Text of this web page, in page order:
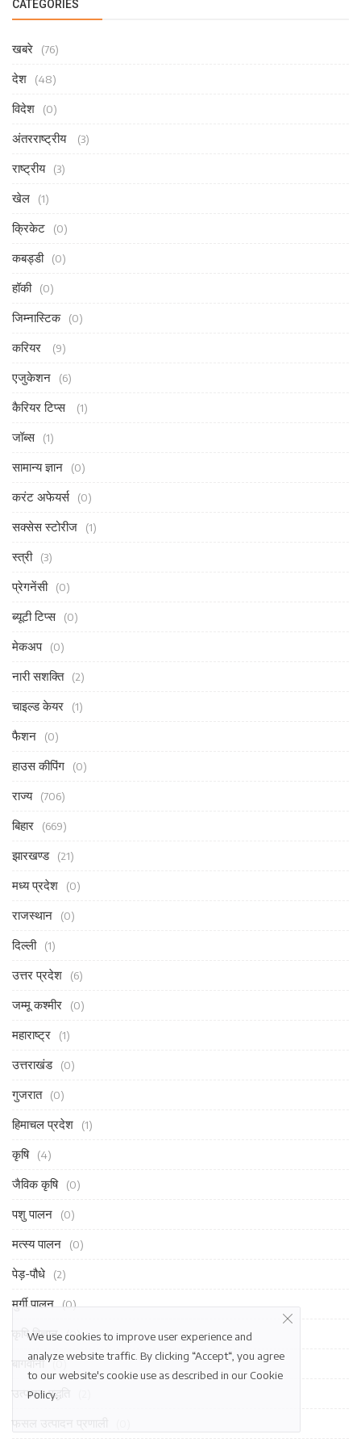
CATEGORIES
खबरे (76)
देश (48)
विदेश (0)
अंतरराष्ट्रीय (3)
राष्ट्रीय (3)
खेल (1)
क्रिकेट (0)
कबड्डी (0)
हॉकी (0)
जिम्नास्टिक (0)
करियर (9)
एजुकेशन (6)
कैरियर टिप्स (1)
जॉब्स (1)
सामान्य ज्ञान (0)
करंट अफेयर्स (0)
सक्सेस स्टोरीज (1)
स्त्री (3)
प्रेगनेंसी (0)
ब्यूटी टिप्स (0)
मेकअप (0)
नारी सशक्ति (2)
चाइल्ड केयर (1)
फैशन (0)
हाउस कीपिंग (0)
राज्य (706)
बिहार (669)
झारखण्ड (21)
मध्य प्रदेश (0)
राजस्थान (0)
दिल्ली (1)
उत्तर प्रदेश (6)
जम्मू कश्मीर (0)
महाराष्ट्र (1)
उत्तराखंड (0)
गुजरात (0)
हिमाचल प्रदेश (1)
कृषि (4)
जैविक कृषि (0)
पशु पालन (0)
मत्स्य पालन (0)
पेड़-पौधे (2)
मुर्गी पालन (0)
कृषि विज्ञान (0)
बागवानी (0)
उत्पादन पद्धति
We use cookies to improve user experience and
analyze website traffic. By clicking “Accept“, you agree
to our website's cookie use as described in our Cookie
Policy